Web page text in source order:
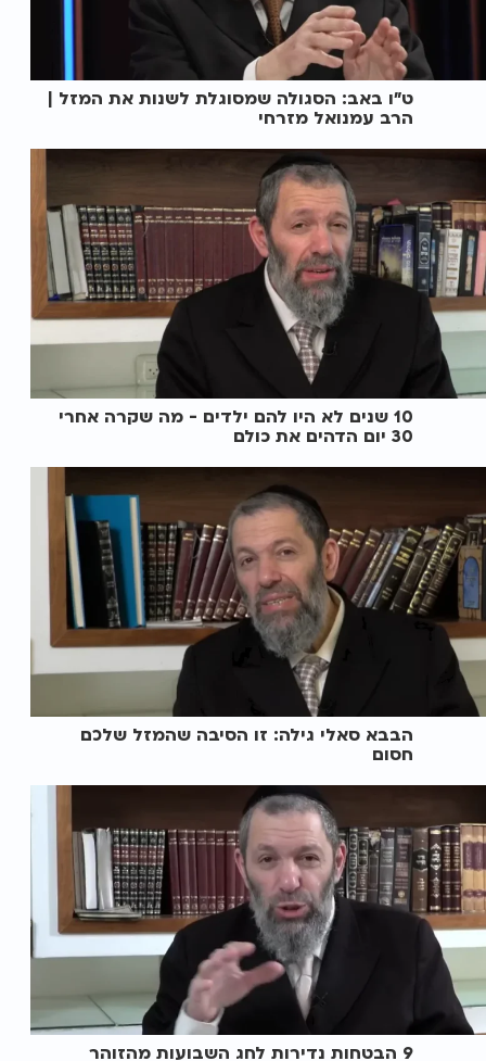
ט"ו באב: הסגולה שמסוגלת לשנות את המזל |
הרב עמנואל מזרחי
10 שנים לא היו להם ילדים - מה שקרה אחרי
30 יום הדהים את כולם
הבבא סאלי גילה: זו הסיבה שהמזל שלכם
חסום
9 הבטחות נדירות לחג השבועות מהזוהר